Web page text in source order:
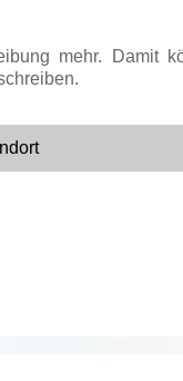
mehr. Damit